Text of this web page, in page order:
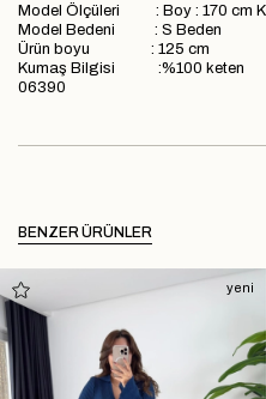
Model Ölçüleri : Boy : 170 cm
Model Bedeni : S Beden
Ürün boyu : 125 cm
Kumaş Bilgisi :%100 keten
06390
BENZER ÜRÜNLER
yeni